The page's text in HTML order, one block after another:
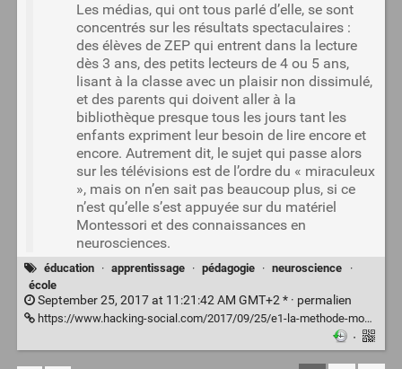
Les médias, qui ont tous parlé d’elle, se sont
concentrés sur les résultats spectaculaires :
des élèves de ZEP qui entrent dans la lecture
dès 3 ans, des petits lecteurs de 4 ou 5 ans,
lisant à la classe avec un plaisir non dissimulé,
et des parents qui doivent aller à la
bibliothèque presque tous les jours tant les
enfants expriment leur besoin de lire encore et
encore. Autrement dit, le sujet qui passe alors
sur les télévisions est de l’ordre du « miraculeux
», mais on n’en sait pas beaucoup plus, si ce
n’est qu’elle s’est appuyée sur du matériel
Montessori et des connaissances en
neurosciences.
éducation · apprentissage · pédagogie · neuroscience
·
école
September 25, 2017 at 11:21:42 AM GMT+2 * · permalien
https://www.hacking-social.com/2017/09/25/e1-la-methode-montessori-reactualisee-lexperience-de-celine-alvarez/
·